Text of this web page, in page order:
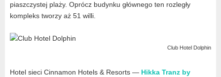
piaszczystej plaży. Oprócz budynku głównego ten rozległy
kompleks tworzy aż 51 willi.
Club Hotel Dolphin
Hotel sieci Cinnamon Hotels & Resorts — Hikka Tranz by